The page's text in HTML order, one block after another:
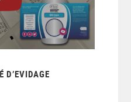
D’EVIDAGE